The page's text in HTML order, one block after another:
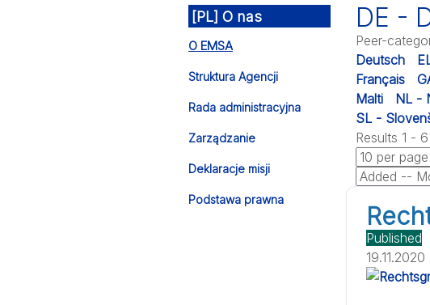
[PL] O nas
O EMSA
Struktura Agencji
Rada administracyjna
Zarządzanie
Deklaracje misji
Podstawa prawna
DE -
Peer-
Deutsch
Français
Malti
NL -
SL -
Results 1 -
Published
19.11.2020